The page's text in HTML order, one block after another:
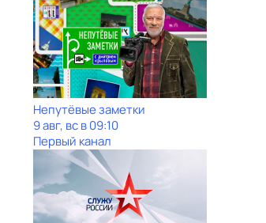
Непутёвые заметки
9 авг, вс в 09:10
Первый канал